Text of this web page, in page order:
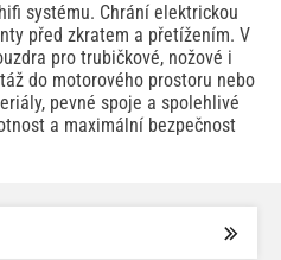
systému. Chrání elektrickou
před zkratem a přetížením. V
pro trubičkové, nožové i
do motorového prostoru nebo
pevné spoje a spolehlivé
a maximální bezpečnost